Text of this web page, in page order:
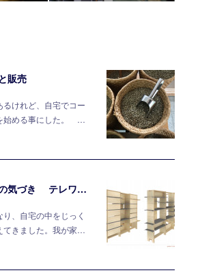
販売
けれど、自宅でコー
始める事にした。 …
コロナ禍での生活の気づき テレワークには家具で対応する
、自宅の中をじっく
てきました。我が家…